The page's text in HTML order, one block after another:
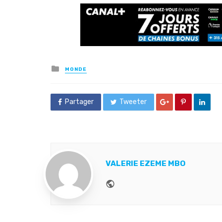
Posted
in
MONDE
Partager Tweeter
VALERIE EZEME MBO